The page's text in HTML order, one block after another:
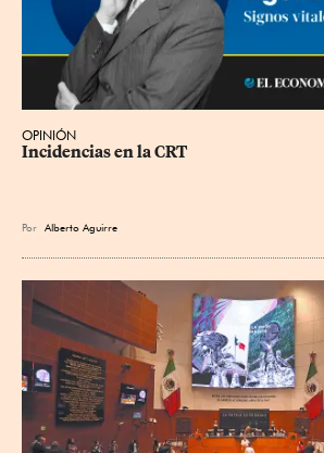
OPINIÓN
Incidencias en la CRT
Por Alberto Aguirre